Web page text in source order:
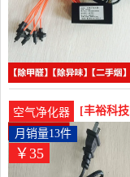
空气净化器
[丰裕科
异味 DI
￥35
月销量13件